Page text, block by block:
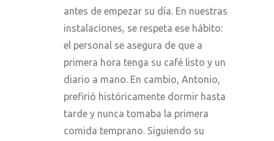
antes de empezar su día. En nuestras
instalaciones, se respeta ese hábito:
el personal se asegura de que a
primera hora tenga su café listo y un
diario a mano. En cambio, Antonio,
prefirió históricamente dormir hasta
tarde y nunca tomaba la primera
comida temprano. Siguiendo su